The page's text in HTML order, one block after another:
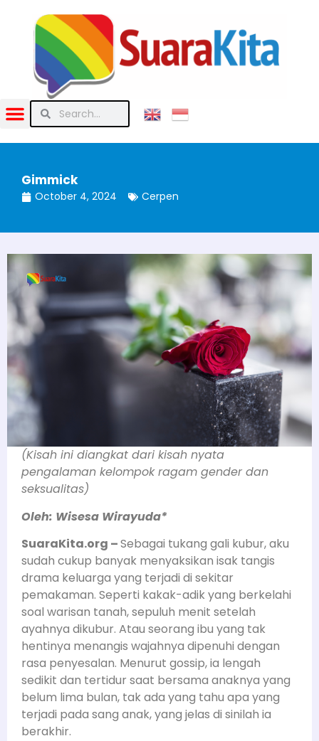
Gimmick
October 4, 2024 Cerpen
(Kisah ini diangkat dari kisah nyata
pengalaman kelompok ragam gender dan
seksualitas)
Oleh: Wisesa Wirayuda*
SuaraKita.org –Sebagai tukang gali kubur, aku
sudah cukup banyak menyaksikan isak tangis
drama keluarga yang terjadi di sekitar
pemakaman. Seperti kakak-adik yang berkelahi
soal warisan tanah, sepuluh menit setelah
ayahnya dikubur. Atau seorang ibu yang tak
hentinya menangis wajahnya dipenuhi dengan
rasa penyesalan. Menurut gossip, ia lengah
sedikit dan tertidur saat bersama anaknya yang
belum lima bulan, tak ada yang tahu apa yang
terjadi pada sang anak, yang jelas di sinilah ia
berakhir.